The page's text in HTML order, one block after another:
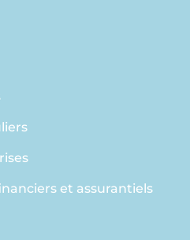
et assurantiels